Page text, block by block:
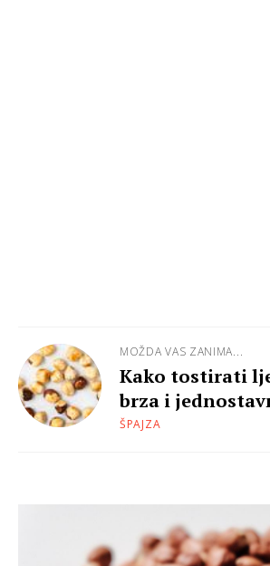
MOŽDA VAS ZANIMA...
Kako tostirati
brza i
ŠPAJZA